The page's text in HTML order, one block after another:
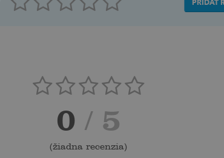
PRIDAŤ
0 / 5
(žiadna recenzia)